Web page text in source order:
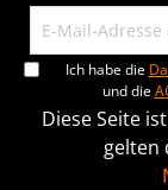
Ich habe die
und die
Diese Seite
gelten